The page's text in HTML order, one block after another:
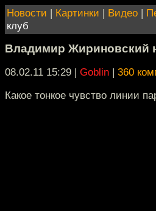
Новости | Картинки | Видео |
клуб
Владимир Жириновский
08.02.11 15:29 | Goblin | 360
Какое тонкое чувство линии